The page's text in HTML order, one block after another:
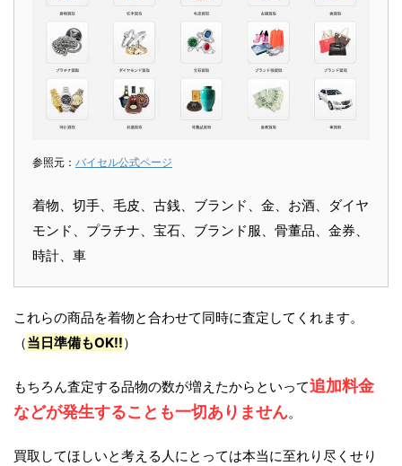
参照元： バイセル公式ページ
着物、切手、毛皮、古銭、ブランド、金、お酒、ダイヤ
モンド、プラチナ、宝石、ブランド服、骨董品、金券、
時計、車
これらの商品を着物と合わせて同時に査定してくれます。
（当日準備もOK!!）
もちろん査定する品物の数が増えたからといって追加料金
などが発生することも一切ありません。
買取してほしいと考える人にとっては本当に至れり尽くせり